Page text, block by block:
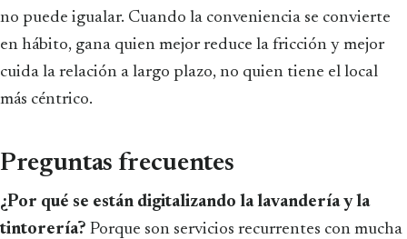
no puede igualar. Cuando la conveniencia se convierte
en hábito, gana quien mejor reduce la fricción y mejor
cuida la relación a largo plazo, no quien tiene el local
más céntrico.
Preguntas frecuentes
¿Por qué se están digitalizando la lavandería y la
tintorería? Porque son servicios recurrentes con mucha